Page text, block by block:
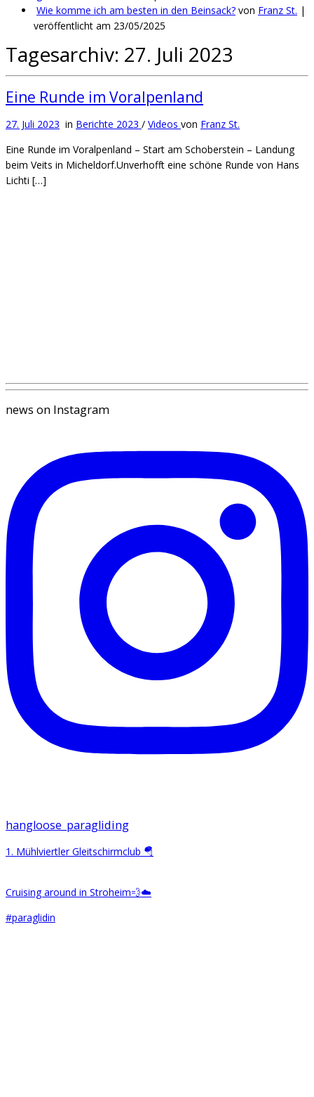
Wie komme ich am besten in den Beinsack? von Franz St. |
veröffentlicht am 23/05/2025
Tagesarchiv: 27. Juli 2023
Eine Runde im Voralpenland
27. Juli 2023 in Berichte 2023 / Videos von Franz St.
Eine Runde im Voralpenland – Start am Schoberstein – Landung
beim Veits in Micheldorf.Unverhofft eine schöne Runde von Hans
Lichti […]
news on Instagram
hangloose_paragliding
1. Mühlviertler Gleitschirmclub 🪂
Cruising around in Stroheim💨☁️
#paraglidin